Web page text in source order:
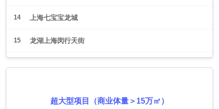
14 上海七宝宝龙城
15 龙湖上海闵行天街
超大型项目（商业体量＞15万㎡）